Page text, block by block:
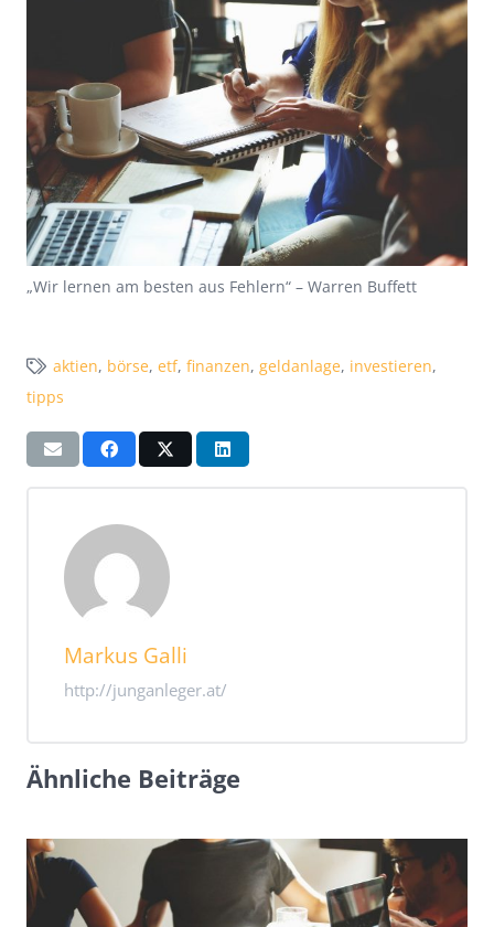
„Wir lernen am besten aus Fehlern“ – Warren Buffett
aktien, börse, etf, finanzen, geldanlage, investieren,
tipps
Markus Galli
http://junganleger.at/
Ähnliche Beiträge